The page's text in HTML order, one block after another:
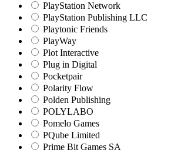
PlayStation Network
PlayStation Publishing LLC
Playtonic Friends
PlayWay
Plot Interactive
Plug in Digital
Pocketpair
Polarity Flow
Polden Publishing
POLYLABO
Pomelo Games
PQube Limited
Prime Bit Games SA